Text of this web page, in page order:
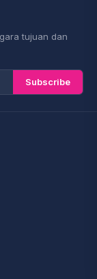
tujuan dan
Subscribe